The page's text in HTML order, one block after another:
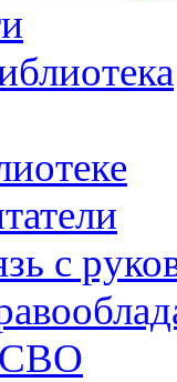
с
СВО